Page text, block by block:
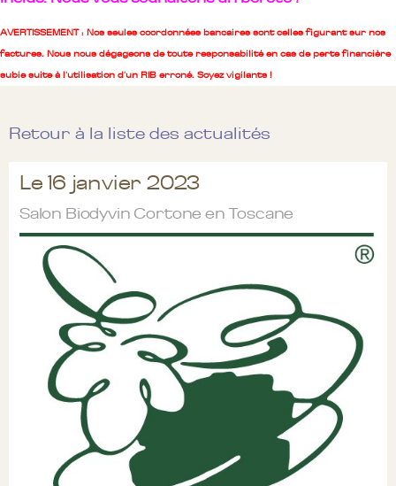
AVERTISSEMENT : Nos seules coordonnées bancaires sont celles figurant sur nos
factures. Nous nous dégageons de toute responsabilité en cas de perte financière
subie suite à l'utilisation d'un RIB erroné. Soyez vigilants !
Retour à la liste des actualités
Le 16 janvier 2023
Salon Biodyvin Cortone en Toscane